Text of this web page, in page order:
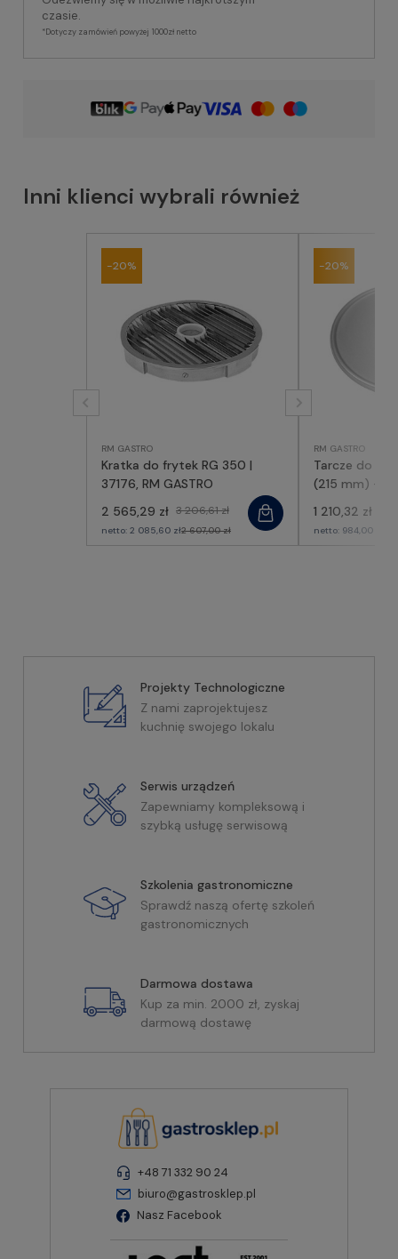
czasie.
*Dotyczy zamówień powyżej 1000zł netto
Inni klienci wybrali również
RM GASTRO
Kratka do frytek RG 350 |
37176, RM GASTRO
2 565,29 zł 3 206,61 zł
netto: 2 085,60 zł2 607,00 zł
-20%
RM GASTRO
Tarcze do
(215 mm) -
1 210,32 zł
netto: 984,00 zł
-20%
Projekty Technologiczne
Z nami zaprojektujesz
kuchnię swojego lokalu
Serwis urządzeń
Zapewniamy kompleksową i
szybką usługę serwisową
Szkolenia gastronomiczne
Sprawdź naszą ofertę szkoleń
gastronomicznych
Darmowa dostawa
Kup za min. 2000 zł, zyskaj
darmową dostawę
+48 71 332 90 24
biuro@gastrosklep.pl
Nasz Facebook